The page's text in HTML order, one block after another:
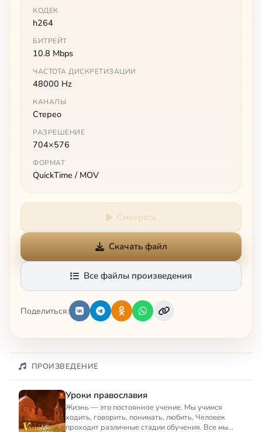
КОДЕК
h264
БИТРЕЙТ
10.8 Mbps
ЧАСТОТА ДИСКРЕТИЗАЦИИ
48000 Hz
КАНАЛЫ
Стерео
РАЗРЕШЕНИЕ
704×576
ФОРМАТ
QuickTime / MOV
Смотреть
Скачать файл
Все файлы произведения
Поделиться:
ПРОИЗВЕДЕНИЕ
Уроки православия
Жизнь — это постоянное учение. Мы учимся
ходить, говорить, понимать, любить. Человек
проходит различные стадии обучения. Все мы